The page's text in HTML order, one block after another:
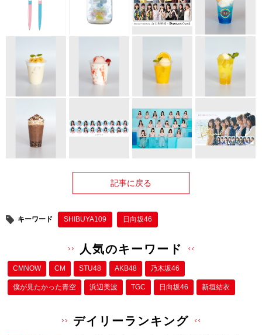
記事に戻る
キーワード SHIBUYA109 日向坂46
人気のキーワード
CMNOW CM STU48 AKB48 乃木坂46
僕が⾒たかった⻘空 浜辺美波 TGC 日向坂46 新垣結衣
デイリーランキング